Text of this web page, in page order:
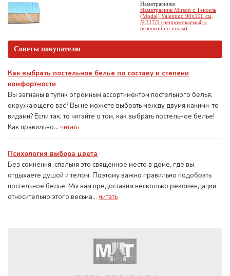
Наматрасники
Наматрасник Mirson с Тенсель
(Modal) Valentino 90x190 см,
№317/1 (непромокаемый с
резинкой по углам)
Советы покупателю
Как выбрать постельное белье по составу и степени
комфортности
Вы загнаны в тупик огромным ассортиментом постельного белья,
окружающего вас? Вы не можете выбрать между двумя какими-то
видами? Если так, то читайте о том, как выбрать постельное белье!
Как правильно... читать
Психология выбора цвета
Без сомнения, спальня это священное место в доме, где вы
отдыхаете душой и телом. Поэтому важно правильно подобрать
постельное белье. Мы вам предоставим несколько рекомендации
относительно этого весьма... читать